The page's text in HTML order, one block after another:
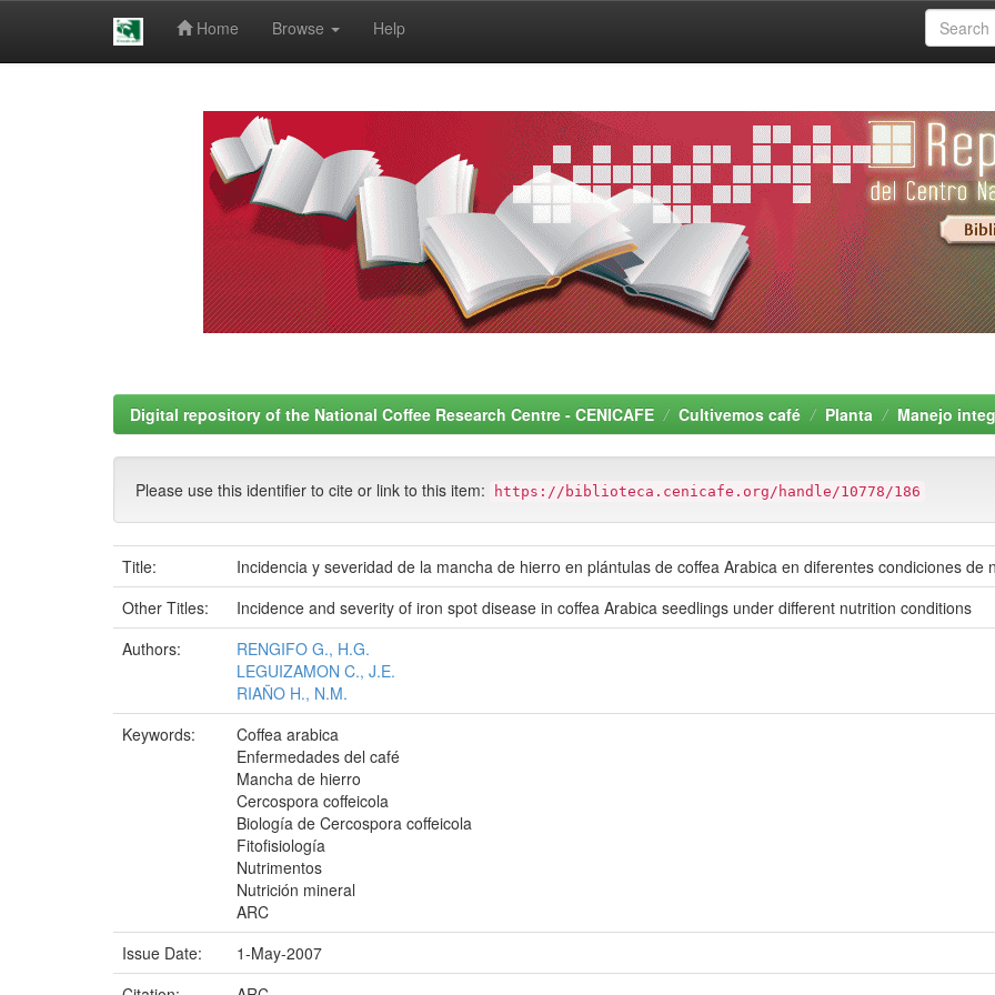
Home Browse Help
Digital repository of the National Coffee Research Centre - CENICAFE Cultivemos café Planta Manejo
Please use this identifier to cite or link to this item: https://biblioteca.cenicafe.org/handle/10778/186
Title:
Incidencia y severidad de la mancha de hierro en plántulas de coffea Arabica en diferentes condiciones de
Other Titles:
Incidence and severity of iron spot disease in coffea Arabica seedlings under different nutrition conditions
Authors:
RENGIFO G., H.G.
LEGUIZAMON C., J.E.
RIAÑO H., N.M.
Keywords:
Coffea arabica
Enfermedades del café
Mancha de hierro
Cercospora coffeicola
Biología de Cercospora coffeicola
Fitofisiología
Nutrimentos
Nutrición mineral
ARC
Issue Date:
1-May-2007